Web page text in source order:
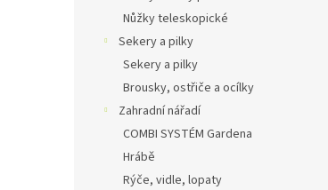
Nůžky teleskopické
Sekery a pilky
Sekery a pilky
Brousky, ostřiče a ocílky
Zahradní nářadí
COMBI SYSTÉM Gardena
Hrábě
Rýče, vidle, lopaty